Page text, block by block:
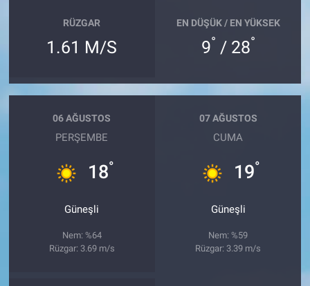
RÜZGAR
1.61 M/S
EN DÜŞÜK / EN YÜKSEK
9° / 28°
06 AĞUSTOS
PERŞEMBE
18°
Güneşli
Nem: %64
Rüzgar: 3.69 m/s
07 AĞUSTOS
CUMA
19°
Güneşli
Nem: %59
Rüzgar: 3.39 m/s